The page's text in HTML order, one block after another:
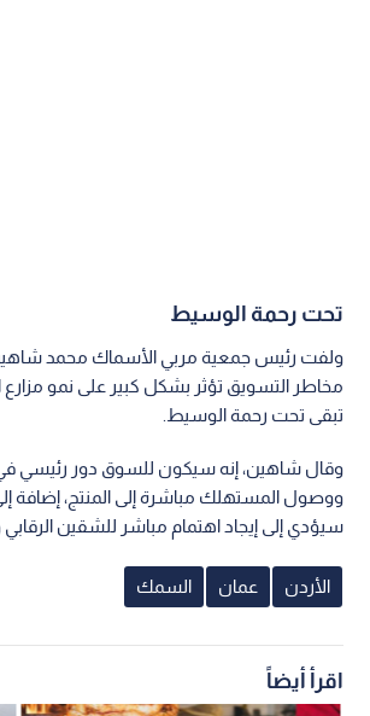
تحت رحمة الوسيط
ولفت رئيس جمعية مربي الأسماك محمد شاهين
مخاطر التسويق تؤثر بشكل كبير على نمو مزارع
تبقى تحت رحمة الوسيط.
وقال شاهين، إنه سيكون للسوق دور رئيسي في
ووصول المستهلك مباشرة إلى المنتج، إضافة
سيؤدي إلى إيجاد اهتمام مباشر للشقين الرقابي
الأردن عمان السمك
اقرأ أيضاً